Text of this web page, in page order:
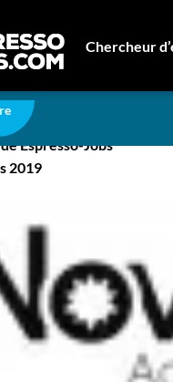
Chercheur
emplois les plus consultés
les
Espresso-Jobs
2019